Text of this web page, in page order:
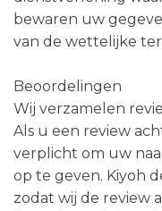
bewaren uw
van de wettelijke
Beoordelingen
Wij verzamelen
Als u een review
verplicht om uw
op te geven. Kiyoh
zodat wij de review